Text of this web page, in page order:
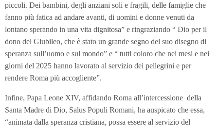
piccoli. Dei bambini, degli anziani soli e fragili, delle famiglie che
fanno più fatica ad andare avanti, di uomini e donne venuti da
lontano sperando in una vita dignitosa” e ringraziando “ Dio per il
dono del Giubileo, che è stato un grande segno del suo disegno di
speranza sull’uomo e sul mondo” e “ tutti coloro che nei mesi e nei
giorni del 2025 hanno lavorato al servizio dei pellegrini e per
rendere Roma più accogliente”.
Infine, Papa Leone XIV, affidando Roma all’intercessione della
Santa Madre di Dio, Salus Populi Romani, ha auspicato che essa,
“animata dalla speranza cristiana, possa essere al servizio del